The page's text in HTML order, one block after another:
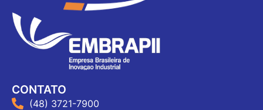
CONTATO
(48) 3721-7900‬